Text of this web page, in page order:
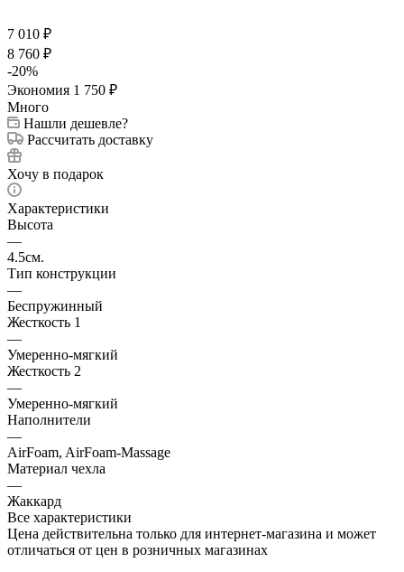
7 010 ₽
8 760 ₽
-20%
Экономия 1 750 ₽
Много
Нашли дешевле?
Рассчитать доставку
Хочу в подарок
Характеристики
Высота
—
4.5см.
Тип конструкции
—
Беспружинный
Жесткость 1
—
Умеренно-мягкий
Жесткость 2
—
Умеренно-мягкий
Наполнители
—
AirFoam, AirFoam-Massage
Материал чехла
—
Жаккард
Все характеристики
Цена действительна только для интернет-магазина и может
отличаться от цен в розничных магазинах